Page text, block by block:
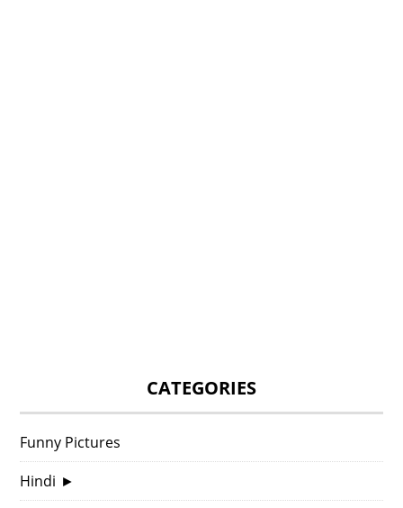
CATEGORIES
Funny Pictures
Hindi ►